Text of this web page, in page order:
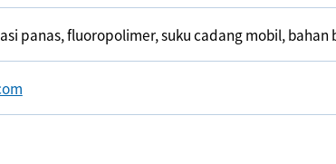
panas, fluoropolimer, suku cadang mobil, bahan